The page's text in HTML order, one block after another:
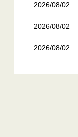
2026/08/02
2026/08/02
2026/08/02